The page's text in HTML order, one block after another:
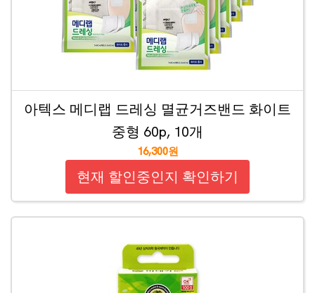
아텍스 메디랩 드레싱 멸균거즈밴드 화이트
중형 60p, 10개
16,300원
현재 할인중인지 확인하기